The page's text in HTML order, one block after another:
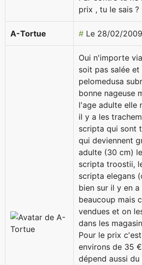
prix , tu le sais ?
A-Tortue # Le 28/02/
Oui n'importe
soit pas salée
pelomedusa
bonne nageuse
l'age adulte elle
il y a les
scripta qui sont
qui deviennent
adulte (30 cm)
scripta troostii,
scripta elegans
bien sur il y en a
beaucoup mais
vendues et on
dans les
Pour le prix
environs de 35
dépend aussi du